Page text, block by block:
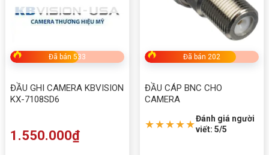
Đã bán 533
ĐẦU GHI CAMERA KBVISION
KX-7108SD6
1.550.000₫
Đã bán 202
ĐẦU CÁP BNC CHO
CAMERA
★★★★★Đánh giá người
viết: 5/5